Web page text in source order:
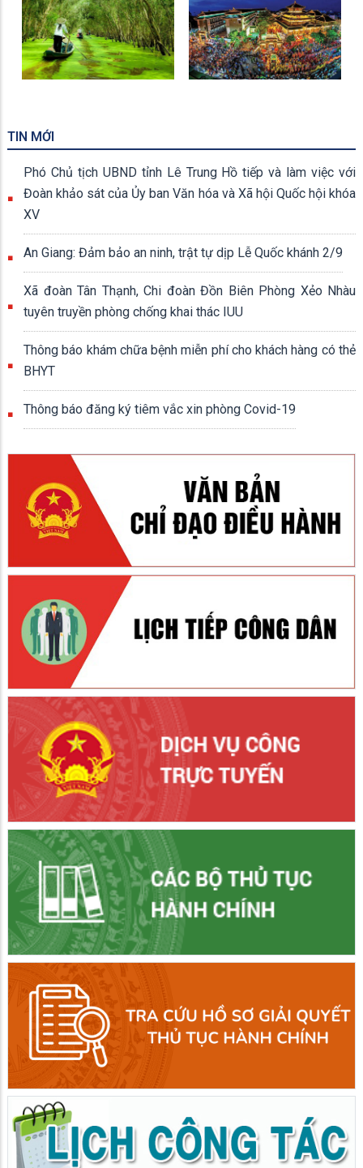
Rừng Tràm Trà Sư Miếu Bà Chúa Xứ
TIN MỚI
Phó Chủ tịch UBND tỉnh Lê Trung Hồ tiếp và làm việc với
Đoàn khảo sát của Ủy ban Văn hóa và Xã hội Quốc hội khóa
XV
An Giang: Đảm bảo an ninh, trật tự dịp Lễ Quốc khánh 2/9
Xã đoàn Tân Thạnh, Chi đoàn Đồn Biên Phòng Xẻo Nhàu
tuyên truyền phòng chống khai thác IUU
Thông báo khám chữa bệnh miễn phí cho khách hàng có thẻ
BHYT
Thông báo đăng ký tiêm vắc xin phòng Covid-19